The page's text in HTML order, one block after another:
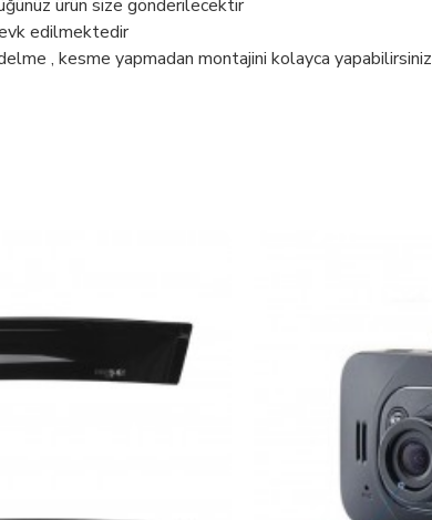
ürün size gönderilecektir
edilmektedir
, kesme yapmadan montajini kolayca yapabilirsiniz